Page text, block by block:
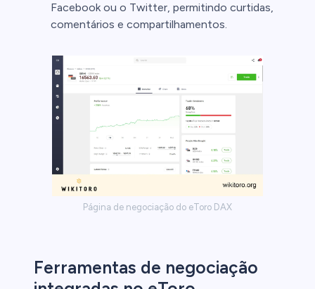
Facebook ou o Twitter, permitindo curtidas,
comentários e compartilhamentos.
Página de negociação do eToro DAX
Ferramentas de negociação